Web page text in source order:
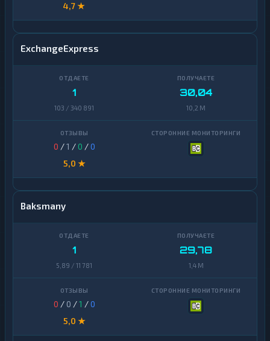
4,7 ★
ExchangeExpress
1
103 / 340 891
30,04
10,2 M
0 /1 /0 /0
5,0 ★
Baksmany
1
5,89 / 11 781
29,78
1,4 M
0 / 0 /1 /0
5,0 ★